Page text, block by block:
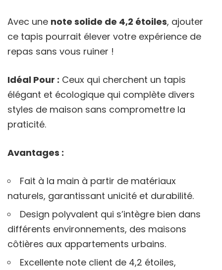
Avec une note solide de 4,2 étoiles, ajouter
ce tapis pourrait élever votre expérience de
repas sans vous ruiner !
Idéal Pour : Ceux qui cherchent un tapis
élégant et écologique qui complète divers
styles de maison sans compromettre la
praticité.
Avantages :
Fait à la main à partir de matériaux
naturels, garantissant unicité et durabilité.
Design polyvalent qui s’intègre bien dans
différents environnements, des maisons
côtières aux appartements urbains.
Excellente note client de 4,2 étoiles,